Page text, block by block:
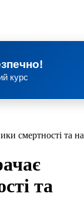
курс
смертності та
та